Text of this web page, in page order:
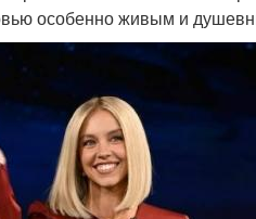
особенно живым и